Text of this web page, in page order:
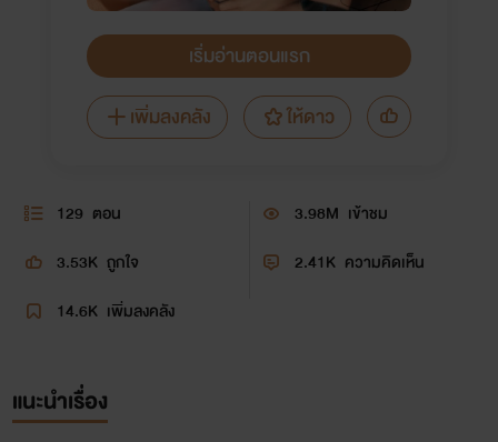
เริ่มอ่านตอนแรก
เพิ่มลงคลัง
ให้ดาว
129 ตอน 3.98M เข้าชม
3.53K ถูกใจ 2.41K ความคิดเห็น
14.6K เพิ่มลงคลัง
แนะนำเรื่อง